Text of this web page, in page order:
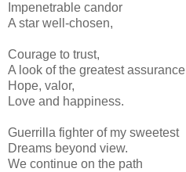
Impenetrable candor
A star well-chosen,
Courage to trust,
A look of the greatest assurance
Hope, valor,
Love and happiness.
Guerrilla fighter of my sweetest
Dreams beyond view.
We continue on the path